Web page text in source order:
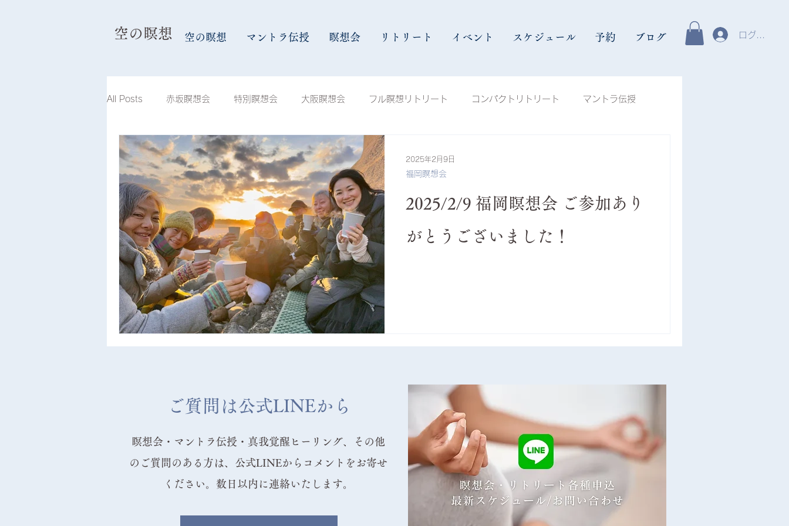
​空の瞑想 空の瞑想 マントラ伝授 瞑想会 リトリート イベント スケジュール 予約 ブログ ログイン
All Posts 赤坂瞑想会 特別瞑想会 大阪瞑想会 フル瞑想リトリート コンパクトリトリート マントラ伝授
島根瞑想会 滋賀琵琶湖瞑想会 八ヶ岳瞑想会 福岡瞑想会
兵庫瞑想会 スケジュール インストラクター Shall We空Kuuu 1,000人瞑想「奏」
山形瞑想会 空合唱団 ヒーリング講座 手解き瞑想会
2025/2/9 福岡瞑想会 ご参加あり
がとうございました！
福岡瞑想会
2025年2月9日
ご質問は公式LINEから
瞑想会・マントラ伝授・真我覚醒ヒーリング、その他
のご質問のある方は、公式LINEからコメントをお寄せ
ください。数日以内に連絡いたします。